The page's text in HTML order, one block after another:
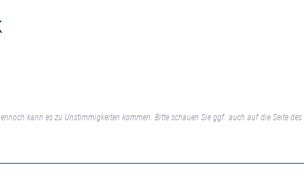
kann es zu Unstimmigkeiten kommen. Bitte schauen Sie ggf. auch auf die Seite